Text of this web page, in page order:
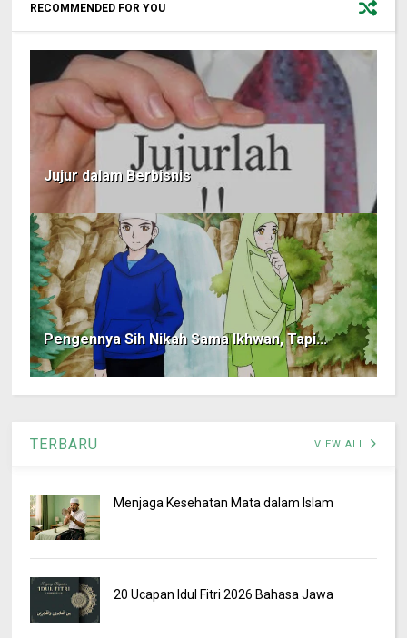
RECOMMENDED FOR YOU
Jujur dalam Berbisnis
Pengennya Sih Nikah Sama Ikhwan, Tapi...
TERBARU VIEW ALL
Menjaga Kesehatan Mata dalam Islam
20 Ucapan Idul Fitri 2026 Bahasa Jawa